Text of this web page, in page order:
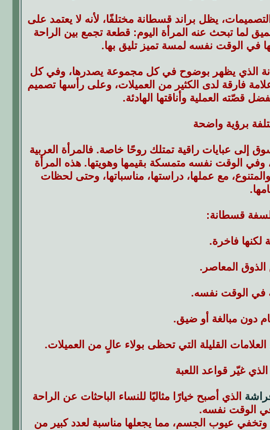
يظل براند قسطانة مختلفًا، لأنه لا يعتمد على
لما تبحث عنه المرأة اليوم: قطعة تجمع بين الراحة
في الوقت نفسه لمسة تميز تليق بها.
الذي يظهر بوضوح في كل مجموعة يصدرها، وفي كل
فارقة لدى الكثير من العميلات، وعلى رأسها تصميم
قصّته العملية وأناقتها الهادئة.
برؤية واضحة
إلى عبايات راقية تمتلك روحًا خاصة. فالمرأة العربية
وفي الوقت نفسه متمسكة بقيمها وهويتها. هذه المرأة
مع عملها، دراستها، مناسباتها، وحتى لحظات
قسطانة:
فاخرة.
الذوق المعاصر.
في الوقت نفسه.
دون مبالغة أو ضيق.
القليلة التي تحظى بولاء عالٍ من العميلات.
غيّر قواعد اللعبة
الذي أصبح خيارًا مثاليًا للنساء الباحثات عن الراحة
الوقت نفسه.
عيوب الجسم، مما يجعلها مناسبة لعدد كبير من